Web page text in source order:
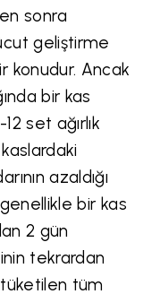
sonra
geliştirme
konudur. Ancak
bir kas
set ağırlık
azaldığı
bir kas
2 gün
tekrardan
tüm